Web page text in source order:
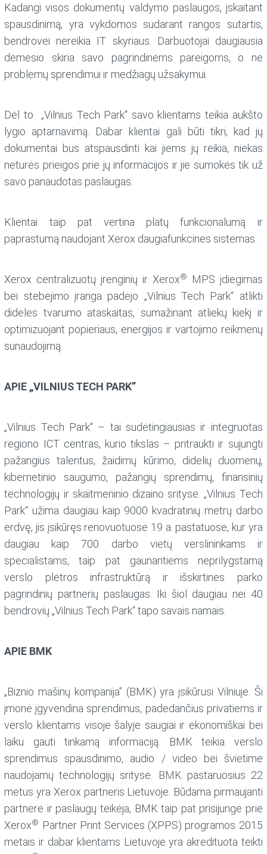
Kadangi visos dokumentų valdymo paslaugos, įskaitant
spausdinimą, yra vykdomos sudarant rangos sutartis,
bendrovei nereikia IT skyriaus. Darbuotojai daugiausia
dėmesio skiria savo pagrindinėms pareigoms, o ne
problemų sprendimui ir medžiagų užsakymui.
Dėl to „Vilnius Tech Park“ savo klientams teikia aukšto
lygio aptarnavimą. Dabar klientai gali būti tikri, kad jų
dokumentai bus atspausdinti kai jiems jų reikia, niekas
neturės prieigos prie jų informacijos ir jie sumokės tik už
savo panaudotas paslaugas.
Klientai taip pat vertina platų funkcionalumą ir
paprastumą naudojant Xerox daugiafunkcines sistemas.
Xerox centralizuotų įrenginių ir Xerox®
MPS įdiegimas
bei stebėjimo įranga padėjo „Vilnius Tech Park“ atlikti
dideles tvarumo ataskaitas, sumažinant atliekų kiekį ir
optimizuojant popieriaus, energijos ir vartojimo reikmenų
sunaudojimą.
APIE „VILNIUS TECH PARK”
„Vilnius Tech Park“ – tai sudėtingiausias ir integruotas
regiono ICT centras, kurio tikslas – pritraukti ir sujungti
pažangius talentus, žaidimų kūrimo, didelių duomenų,
kibernetinio saugumo, pažangių sprendimų, finansinių
technologijų ir skaitmeninio dizaino srityse. „Vilnius Tech
Park“ užima daugiau kaip 9000 kvadratinių metrų darbo
erdvę, jis įsikūręs renovuotuose 19 a. pastatuose, kur yra
daugiau kaip 700 darbo vietų verslininkams ir
specialistams, taip pat gaunantiems neprilygstamą
verslo plėtros infrastruktūrą ir išskirtines parko
pagrindinių partnerių paslaugas. Iki šiol daugiau nei 40
bendrovių „Vilnius Tech Park“ tapo savais namais.
APIE BMK
„Biznio mašinų kompanija” (BMK) yra įsikūrusi Vilniuje. Ši
įmonė įgyvendina sprendimus, padedančius privatiems ir
verslo klientams visoje šalyje saugiai ir ekonomiškai bei
laiku gauti tinkamą informaciją. BMK teikia verslo
sprendimus spausdinimo, audio / video bei švietime
naudojamų technologijų srityse. BMK pastaruosius 22
metus yra Xerox partneris Lietuvoje. Būdama pirmaujanti
partnerė ir paslaugų teikėja, BMK taip pat prisijungė prie
Xerox® Partner Print Services (XPPS) programos 2015
metais ir dabar klientams Lietuvoje yra akredituota teikti